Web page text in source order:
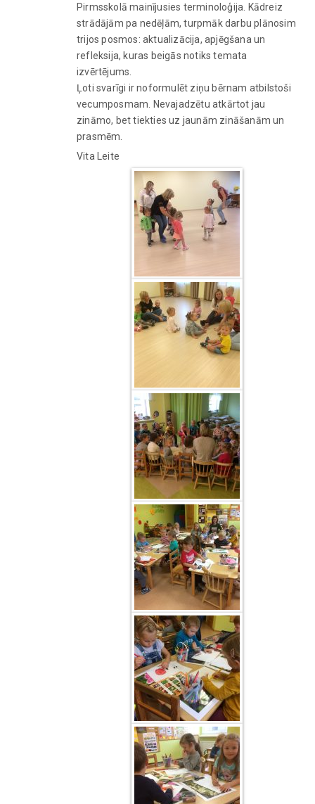
Pirmsskolā mainījusies terminoloģija. Kādreiz
strādājām pa nedēļām, turpmāk darbu plānosim
trijos posmos: aktualizācija, apjēgšana un
refleksija, kuras beigās notiks temata
izvērtējums.
Ļoti svarīgi ir noformulēt ziņu bērnam atbilstoši
vecumposmam. Nevajadzētu atkārtot jau
zināmo, bet tiekties uz jaunām zināšanām un
prasmēm.
Vita Leite